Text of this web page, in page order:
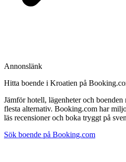
Annonslänk
Hitta boende i Kroatien på
Jämför hotell, lägenheter och
flesta alternativ. Booking.com har
läs recensioner och boka tryggt på
Sök boende på Booking.com